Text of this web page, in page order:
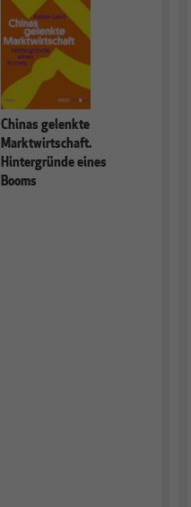
Chinas gelenkte
Marktwirtschaft.
Hintergründe eines
Booms